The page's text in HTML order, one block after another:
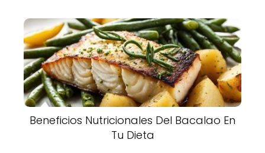
Beneficios Nutricionales Del Bacalao En
Tu Dieta